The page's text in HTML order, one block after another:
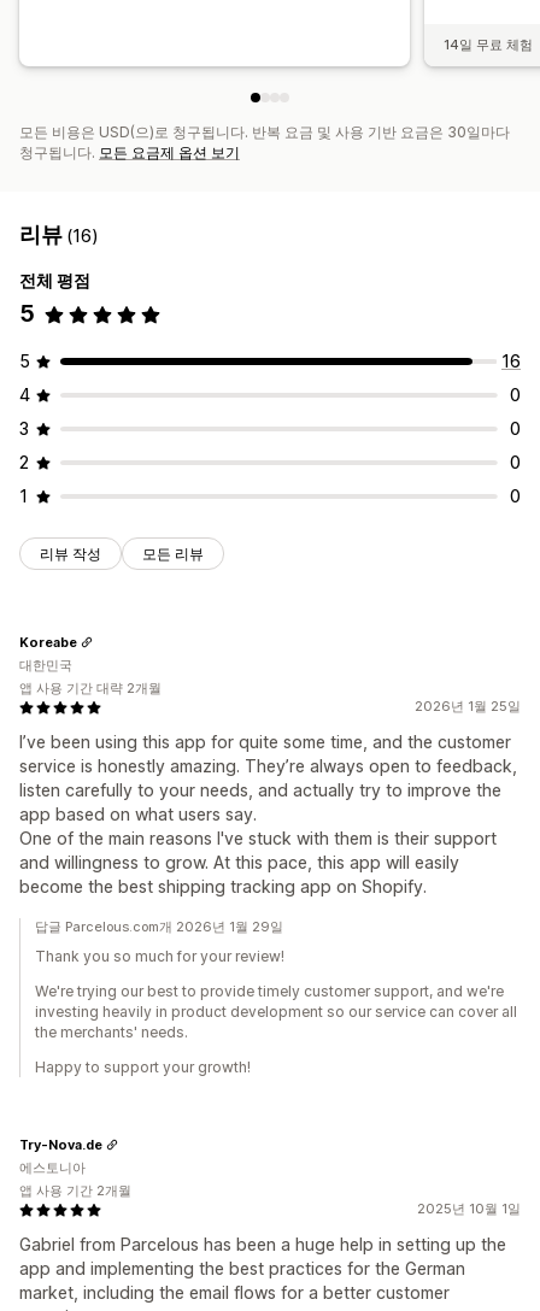
14일 무료 체험
모든 비용은 USD(으)로 청구됩니다. 반복 요금 및 사용 기반 요금은 30일마다
청구됩니다. 모든 요금제 옵션 보기
리뷰 (16)
전체 평점
5
5
16
4
0
3
0
2
0
1
0
리뷰 작성 모든 리뷰
2026년 1월 25일
I’ve been using this app for quite some time, and the customer
service is honestly amazing. They’re always open to feedback,
listen carefully to your needs, and actually try to improve the
app based on what users say.
One of the main reasons I've stuck with them is their support
and willingness to grow. At this pace, this app will easily
become the best shipping tracking app on Shopify.
Koreabe
대한민국
앱 사용 기간 대략 2개월
답글 Parcelous.com개 2026년 1월 29일
Thank you so much for your review!
We're trying our best to provide timely customer support, and we're
investing heavily in product development so our service can cover all
the merchants' needs.
Happy to support your growth!
2025년 10월 1일
Gabriel from Parcelous has been a huge help in setting up the
app and implementing the best practices for the German
market, including the email flows for a better customer
Try-Nova.de
에스토니아
앱 사용 기간 2개월